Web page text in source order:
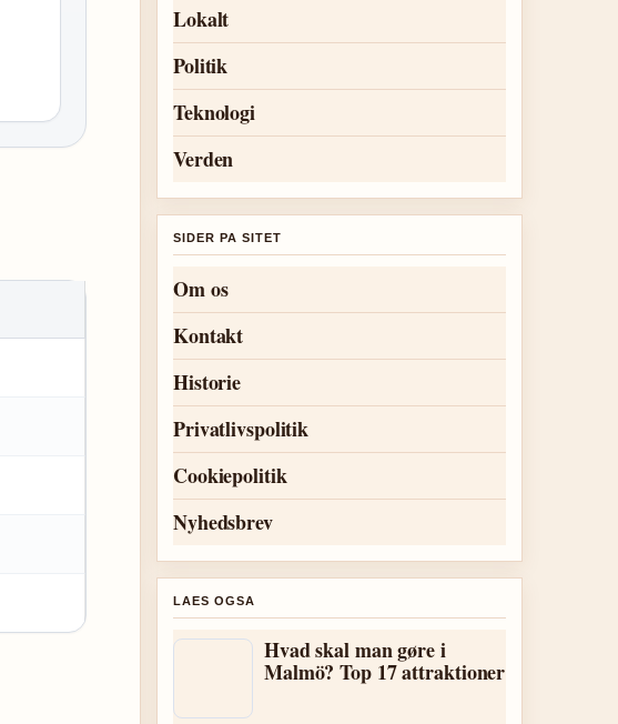
Lokalt
Politik
Teknologi
Verden
SIDER PA SITET
Om os
Kontakt
Historie
Privatlivspolitik
Cookiepolitik
Nyhedsbrev
LAES OGSA
Hvad skal man gøre i
Malmö? Top 17 attraktioner